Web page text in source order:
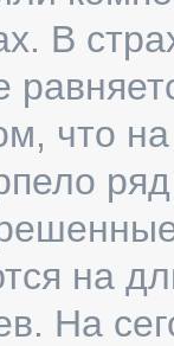
В
что
на
На